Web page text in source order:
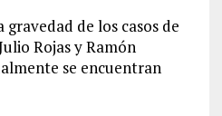
gravedad de los casos de
Rojas y Ramón
se encuentran